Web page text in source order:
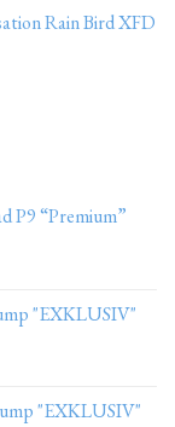
Rain Bird XFD
P9 “Premium”
"EXKLUSIV"
"EXKLUSIV"